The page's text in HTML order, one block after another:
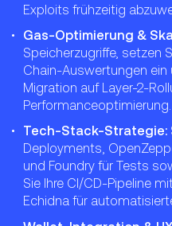
Exploits frühzeitig
Gas-Optimierung &
Speicherzugriffe, setzen
Chain-Auswertungen ein
Migration auf Layer-2-
Performanceoptimierung.
Tech-Stack-Strategie:
Deployments,
und Foundry für Tests
Sie Ihre CI/CD-Pipeline
Echidna für